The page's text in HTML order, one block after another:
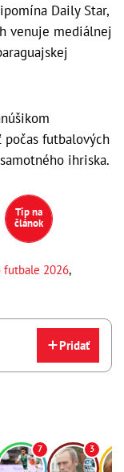
Daily Star,
venuje mediálnej
futbalových
ihriska.
Tip na
článok
futbale 2026,
Pridať
7 3